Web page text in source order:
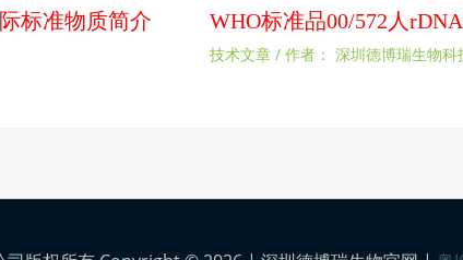
标准物质简介 WHO标准品00/572人
技术文章/ 作者： 深圳德博瑞生物科